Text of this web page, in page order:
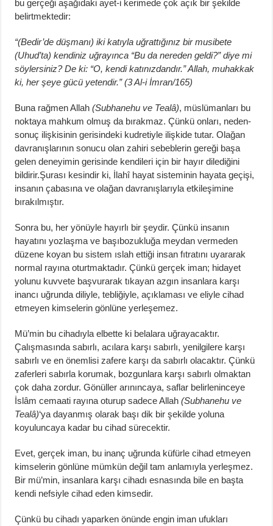
bu gerçeği aşağıdaki ayet-i kerimede çok açık bir şekilde
belirtmektedir:
“(Bedir’de düşmanı) iki katıyla uğrattığınız bir musibete
(Uhud’ta) kendiniz uğrayınca “Bu da nereden geldi?” diye mi
söylersiniz? De ki: “O, kendi katınızdandır.” Allah, muhakkak
ki, her şeye gücü yetendir.” (3 Al-i İmran/165)
Buna rağmen Allah(Subhanehu ve Tealâ), müslümanları bu
noktaya mahkum olmuş da bırakmaz. Çünkü onları, neden-
sonuç ilişkisinin gerisindeki kudretiyle ilişkide tutar. Olağan
davranışlarının sonucu olan zahiri sebeblerin gereği başa
gelen deneyimin gerisinde kendileri için bir hayır dilediğini
bildirir.Şurası kesindir ki, İlahî hayat sisteminin hayata geçişi,
insanın çabasına ve olağan davranışlarıyla etkileşimine
bırakılmıştır.
Sonra bu, her yönüyle hayırlı bir şeydir. Çünkü insanın
hayatını yozlaşma ve başıbozukluğa meydan vermeden
düzene koyan bu sistem ıslah ettiği insan fıtratını uyararak
normal rayına oturtmaktadır. Çünkü gerçek iman; hidayet
yolunu kuvvete başvurarak tıkayan azgın insanlara karşı
inancı uğrunda diliyle, tebliğiyle, açıklaması ve eliyle cihad
etmeyen kimselerin gönlüne yerleşemez.
Mü’min bu cihadıyla elbette ki belalara uğrayacaktır.
Çalışmasında sabırlı, acılara karşı sabırlı, yenilgilere karşı
sabırlı ve en önemlisi zafere karşı da sabırlı olacaktır. Çünkü
zaferleri sabırla korumak, bozgunlara karşı sabırlı olmaktan
çok daha zordur. Gönüller arınıncaya, saflar belirleninceye
İslâm cemaati rayına oturup sadece Allah(Subhanehu ve
Tealâ)‘ya dayanmış olarak başı dik bir şekilde yoluna
koyuluncaya kadar bu cihad sürecektir.
Evet, gerçek iman, bu inanç uğrunda küfürle cihad etmeyen
kimselerin gönlüne mümkün değil tam anlamıyla yerleşmez.
Bir mü’min, insanlara karşı cihadı esnasında bile en başta
kendi nefsiyle cihad eden kimsedir.
Çünkü bu cihadı yaparken önünde engin iman ufukları